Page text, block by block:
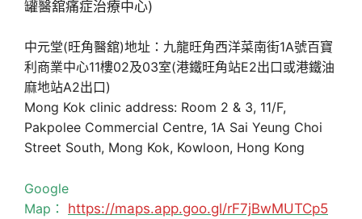
中元堂(旺角醫舘)地址：九龍旺角西洋菜南街1A號百寶
利商業中心11樓02及03室(港鐵旺角站E2出口或港鐵油
麻地站A2出口)
Mong Kok clinic address: Room 2 & 3, 11/F,
Pakpolee Commercial Centre, 1A Sai Yeung Choi
Street South, Mong Kok, Kowloon, Hong Kong
Google
Map： https://maps.app.goo.gl/rF7jBwMUTCp5